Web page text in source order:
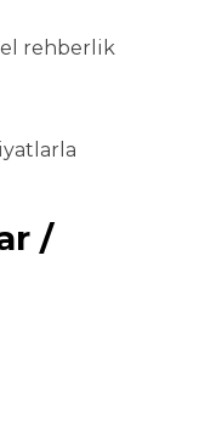
rehberlik
/